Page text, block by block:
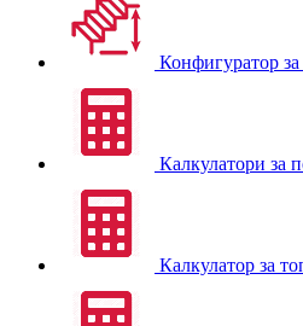
Конфигуратор
Калкулатори за
Калкулатор за